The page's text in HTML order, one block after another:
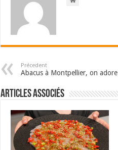
Précedent
Abacus à Montpellier, on adore
Articles associés